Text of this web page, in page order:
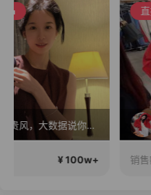
直播中
蕉滴滴美国户外场
¥